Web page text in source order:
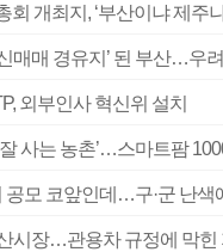
회 개최지, ‘부산이냐 제주
매매 경유지’ 된 부산…우
외부인사 혁신위 설치
사는 농촌’…스마트팜
모 코앞인데…구·군 난색
시장…관용차 규정에 막힌